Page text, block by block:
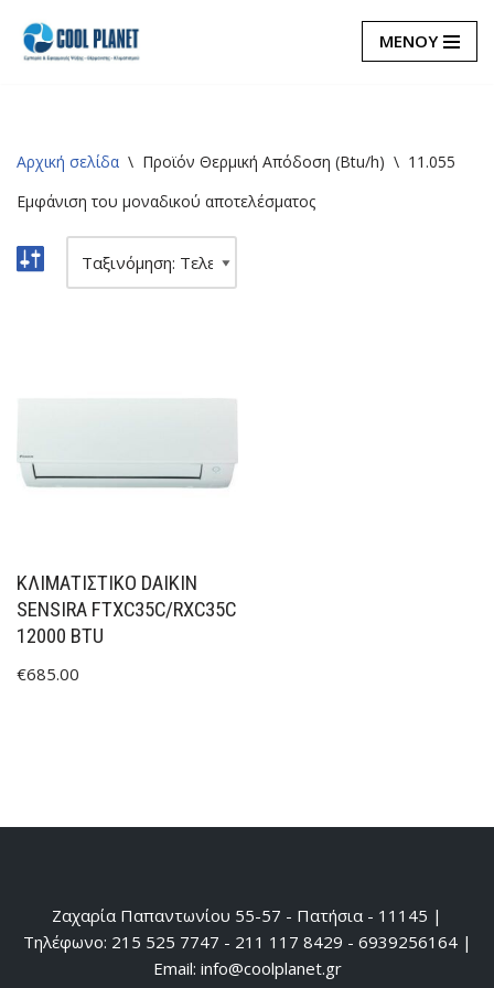
Μεταπηδήστε
ΜΕΝΟΥ
Αρχική σελίδα \ Προϊόν Θερμική Απόδοση (Btu/h) \ 11.055
Εμφάνιση του μοναδικού αποτελέσματος
ΚΛΙΜΑΤΙΣΤΙΚΟ DAIKIN
SENSIRA FTXC35C/RXC35C
12000 BTU
€685.00
Ζαχαρία Παπαντωνίου 55-57 - Πατήσια - 11145 |
Τηλέφωνο: 215 525 7747 - 211 117 8429 - 6939256164 |
Email: info@coolplanet.gr